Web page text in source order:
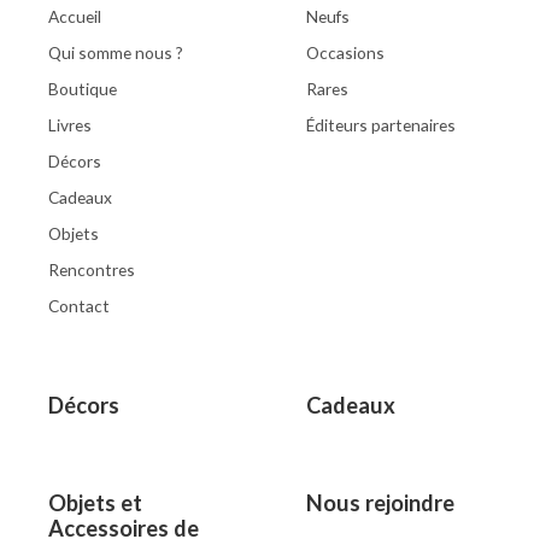
Accueil
Qui somme nous ?
Boutique
Livres
Décors
Cadeaux
Objets
Rencontres
Contact
Neufs
Occasions
Rares
Éditeurs partenaires
Décors Cadeaux
Objets et
Accessoires de
Nous rejoindre